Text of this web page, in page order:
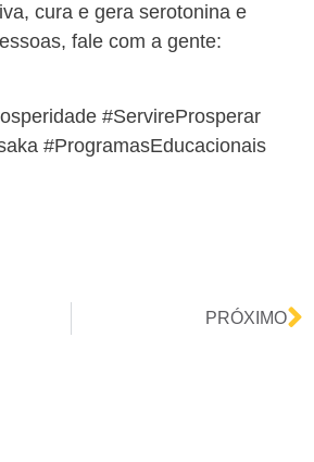
cura e gera serotonina e
fale com a gente:
#ServireProsperar
#ProgramasEducacionais
PRÓXIMO